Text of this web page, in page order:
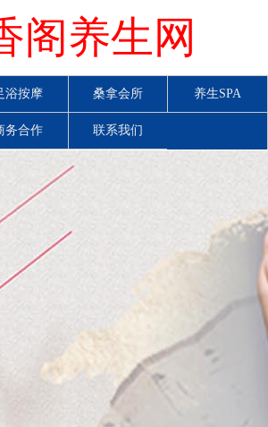
阁养生网
浴按摩 桑拿会所 养生SPA
务合作 联系我们